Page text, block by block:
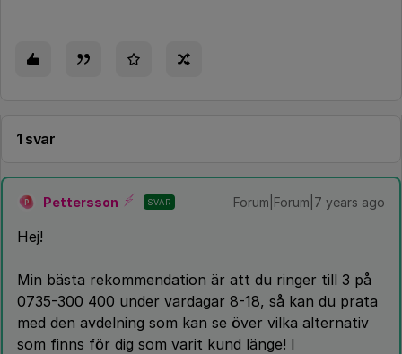
1 svar
P Pettersson SVAR Forum|Forum|7 years ago
Hej!
Min bästa rekommendation är att du ringer till 3 på
0735-300 400 under vardagar 8-18, så kan du prata
med den avdelning som kan se över vilka alternativ
som finns för dig som varit kund länge! I